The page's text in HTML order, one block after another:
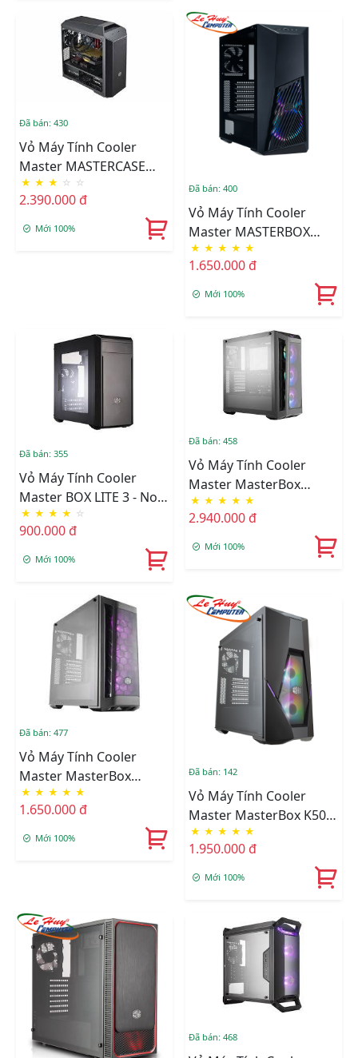
Đã bán: 430
Vỏ Máy Tính Cooler
Master MASTERCASE
PRO 3 - Window
★ ★ ★ ☆ ☆
2.390.000 đ
Mới 100%
Đã bán: 400
Vỏ Máy Tính Cooler
Master MASTERBOX
K501L ARGB
★ ★ ★ ★ ★
1.650.000 đ
Mới 100%
Đã bán: 355
Vỏ Máy Tính Cooler
Master BOX LITE 3 - No
Window
★ ★ ★ ★ ☆
900.000 đ
Mới 100%
Đã bán: 458
Vỏ Máy Tính Cooler
Master MasterBox
MB530P Kính Cường Lực
Bên Hông
★ ★ ★ ★ ★
2.940.000 đ
Mới 100%
Đã bán: 477
Vỏ Máy Tính Cooler
Master MasterBox
MB511 RGB Kính Cường
Lực Bên Hông
★ ★ ★ ★ ★
1.650.000 đ
Mới 100%
Đã bán: 142
Vỏ Máy Tính Cooler
Master MasterBox K500
TG ARGB
★ ★ ★ ★ ★
1.950.000 đ
Mới 100%
Đã bán: 468